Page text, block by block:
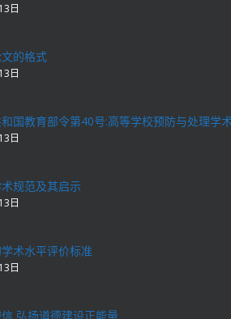
日
的格式
日
国教育部令第40号:高等学校预防与处理学
日
规范及其启示
日
术水平评价标准
日
弘扬道德建设正能量